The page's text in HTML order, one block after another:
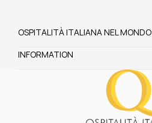
OSPITALITÀ ITALIANA NEL MONDO
INFORMATION